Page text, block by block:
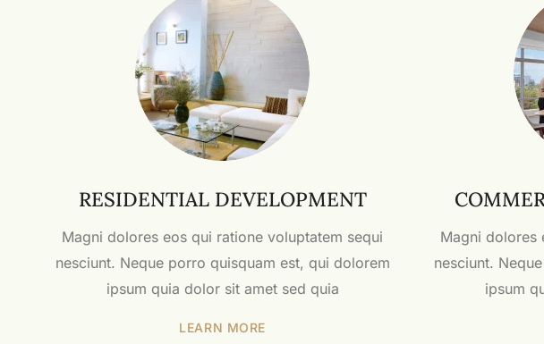
RESIDENTIAL DEVELOPMENT
Magni dolores eos qui ratione voluptatem sequi
nesciunt. Neque porro quisquam est, qui dolorem
ipsum quia dolor sit amet sed quia
LEARN MORE
Magni dolores
nesciunt.
ipsum